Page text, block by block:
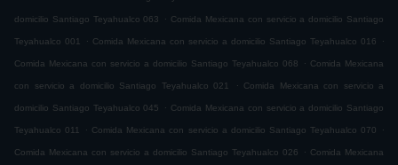
domicilio Santiago Teyahualco 063 . Comida Mexicana con servicio a domicilio Santiago
Teyahualco 001 . Comida Mexicana con servicio a domicilio Santiago Teyahualco 016 .
Comida Mexicana con servicio a domicilio Santiago Teyahualco 068 . Comida Mexicana
con servicio a domicilio Santiago Teyahualco 021 . Comida Mexicana con servicio a
domicilio Santiago Teyahualco 045 . Comida Mexicana con servicio a domicilio Santiago
Teyahualco 011 . Comida Mexicana con servicio a domicilio Santiago Teyahualco 070 .
Comida Mexicana con servicio a domicilio Santiago Teyahualco 026 . Comida Mexicana